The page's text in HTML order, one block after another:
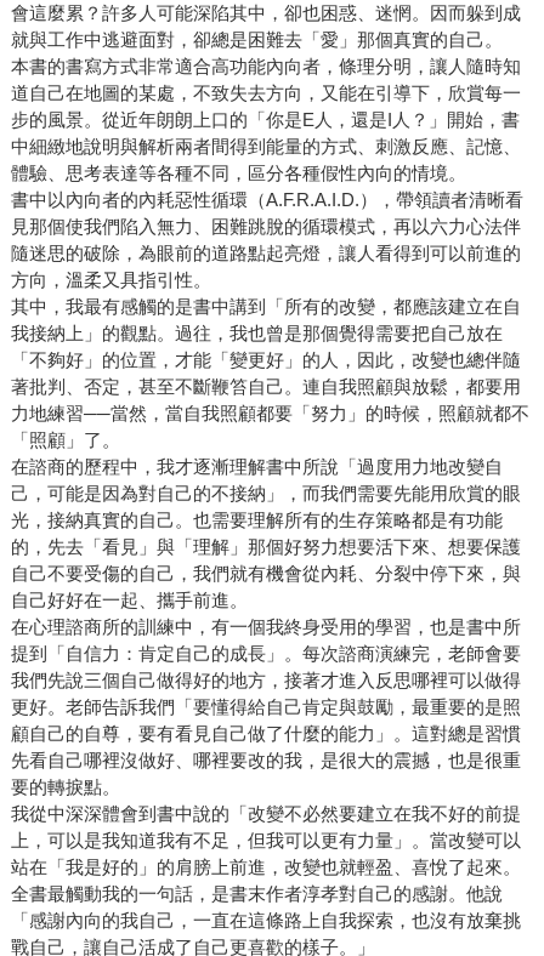
會這麼累？許多人可能深陷其中，卻也困惑、迷惘。因而躲到成
就與工作中逃避面對，卻總是困難去「愛」那個真實的自己。
本書的書寫方式非常適合高功能內向者，條理分明，讓人隨時知
道自己在地圖的某處，不致失去方向，又能在引導下，欣賞每一
步的風景。從近年朗朗上口的「你是E人，還是I人？」開始，書
中細緻地說明與解析兩者間得到能量的方式、刺激反應、記憶、
體驗、思考表達等各種不同，區分各種假性內向的情境。
書中以內向者的內耗惡性循環（A.F.R.A.I.D.），帶領讀者清晰看
見那個使我們陷入無力、困難跳脫的循環模式，再以六力心法伴
隨迷思的破除，為眼前的道路點起亮燈，讓人看得到可以前進的
方向，溫柔又具指引性。
其中，我最有感觸的是書中講到「所有的改變，都應該建立在自
我接納上」的觀點。過往，我也曾是那個覺得需要把自己放在
「不夠好」的位置，才能「變更好」的人，因此，改變也總伴隨
著批判、否定，甚至不斷鞭笞自己。連自我照顧與放鬆，都要用
力地練習──當然，當自我照顧都要「努力」的時候，照顧就都不
「照顧」了。
在諮商的歷程中，我才逐漸理解書中所說「過度用力地改變自
己，可能是因為對自己的不接納」，而我們需要先能用欣賞的眼
光，接納真實的自己。也需要理解所有的生存策略都是有功能
的，先去「看見」與「理解」那個好努力想要活下來、想要保護
自己不要受傷的自己，我們就有機會從內耗、分裂中停下來，與
自己好好在一起、攜手前進。
在心理諮商所的訓練中，有一個我終身受用的學習，也是書中所
提到「自信力：肯定自己的成長」。每次諮商演練完，老師會要
我們先說三個自己做得好的地方，接著才進入反思哪裡可以做得
更好。老師告訴我們「要懂得給自己肯定與鼓勵，最重要的是照
顧自己的自尊，要有看見自己做了什麼的能力」。這對總是習慣
先看自己哪裡沒做好、哪裡要改的我，是很大的震撼，也是很重
要的轉捩點。
我從中深深體會到書中說的「改變不必然要建立在我不好的前提
上，可以是我知道我有不足，但我可以更有力量」。當改變可以
站在「我是好的」的肩膀上前進，改變也就輕盈、喜悅了起來。
全書最觸動我的一句話，是書末作者淳孝對自己的感謝。他說
「感謝內向的我自己，一直在這條路上自我探索，也沒有放棄挑
戰自己，讓自己活成了自己更喜歡的樣子。」